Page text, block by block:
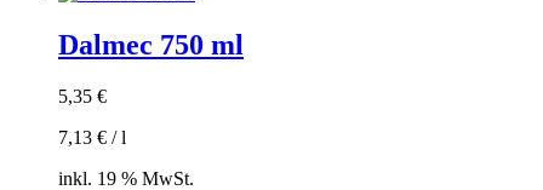
Dalmec 750 ml
5,35 €
7,13 € /l
inkl. 19 % MwSt.